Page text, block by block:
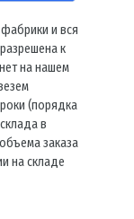
и вся
к
на нашем
(порядка
в
заказа
на складе